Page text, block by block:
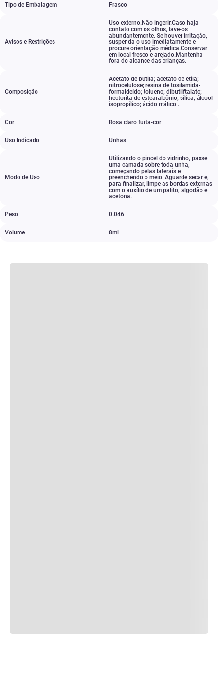
Tipo de Embalagem Frasco
Avisos e Restrições
Uso externo.Não ingerir.Caso haja
contato com os olhos, lave-os
abundantemente. Se houver irritação,
suspenda o uso imediatamente e
procure orientação médica.Conservar
em local fresco e arejado.Mantenha
fora do alcance das crianças.
Composição
Acetato de butila; acetato de etila;
nitrocelulose; resina de tosilamida-
formaldeído; tolueno; dibutilftalato;
hectorita de estearalcônio; sílica; álcool
isopropílico; ácido málico .
Cor Rosa claro furta-cor
Uso Indicado Unhas
Modo de Uso
Utilizando o pincel do vidrinho, passe
uma camada sobre toda unha,
começando pelas laterais e
preenchendo o meio. Aguarde secar e,
para finalizar, limpe as bordas externas
com o auxílio de um palito, algodão e
acetona.
Peso 0.046
Volume 8ml